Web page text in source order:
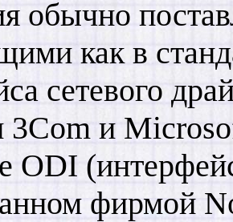
обычно
как в
сетевого
и
ODI
фирмой